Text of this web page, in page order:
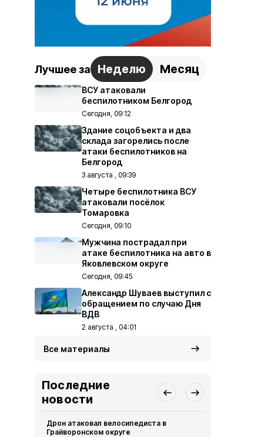
Лучшее за Неделю Месяц
ВСУ атаковали
беспилотником Белгород
Сегодня, 09:12
Здание соцобъекта и два
склада загорелись после
атаки беспилотников на
Белгород
3 августа , 09:39
Четыре беспилотника ВСУ
атаковали посёлок
Томаровка
Сегодня, 09:10
Мужчина пострадал при
атаке беспилотника на авто в
Яковлевском округе
Сегодня, 09:45
Александр Шуваев выступил с
обращением по случаю Дня
ВДВ
2 августа , 04:01
Все материалы
Последние
новости
Дрон атаковал велосипедиста в
Грайворонском округе